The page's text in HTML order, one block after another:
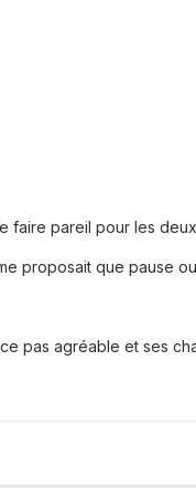
pareil pour les
proposait que pause
pas agréable et ses